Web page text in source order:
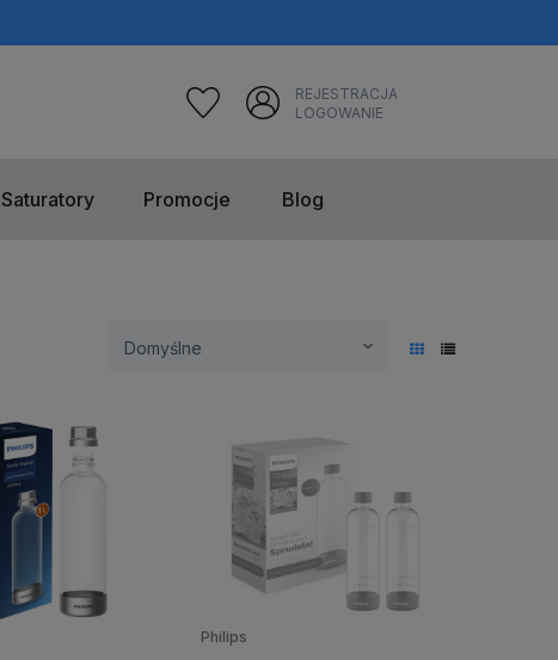
REJESTRACJA
LOGOWANIE
Saturatory Promocje Blog
Philips